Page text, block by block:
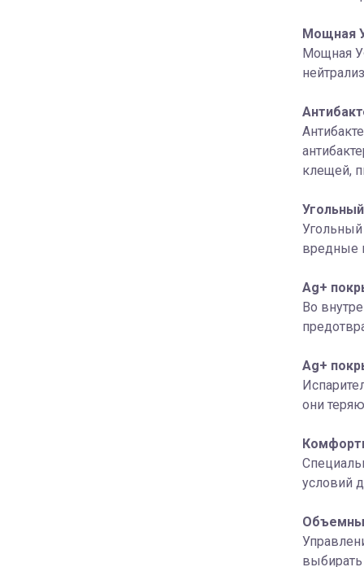
Мощная
Мощная
клещей,
Угольный
вредные
Ag+
Во
Ag+
они
условий